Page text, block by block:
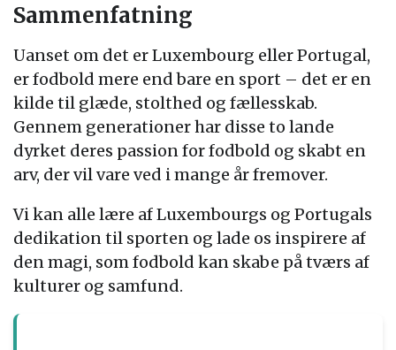
Sammenfatning
Uanset om det er Luxembourg eller Portugal,
er fodbold mere end bare en sport – det er en
kilde til glæde, stolthed og fællesskab.
Gennem generationer har disse to lande
dyrket deres passion for fodbold og skabt en
arv, der vil vare ved i mange år fremover.
Vi kan alle lære af Luxembourgs og Portugals
dedikation til sporten og lade os inspirere af
den magi, som fodbold kan skabe på tværs af
kulturer og samfund.